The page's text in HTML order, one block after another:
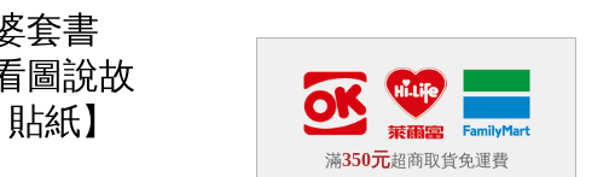
套書
圖說故
紙】
滿350元超商取貨免運費